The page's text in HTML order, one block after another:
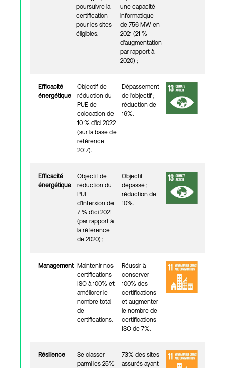
poursuivre la
certification
pour les sites
éligibles.
une capacité
informatique
de 756 MW en
2021 (21 %
d'augmentation
par rapport à
2020) ;
Efficacité
énergétique
Objectif de
réduction du
PUE de
colocation de
10 % d'ici 2022
(sur la base de
référence
2017).
Dépassement
de l'objectif ;
réduction de
16%.
Efficacité
énergétique
Objectif de
réduction du
PUE
d'Interxion de
7 % d'ici 2021
(par rapport à
la référence
de 2020) ;
Objectif
dépassé ;
réduction de
10%.
Management Maintenir nos
certifications
ISO à 100% et
améliorer le
nombre total
de
certifications.
Réussir à
conserver
100% des
certifications
et augmenter
le nombre de
certifications
ISO de 7%.
Résilience
Se classer
parmi les 25%
73% des sites
assurés ayant